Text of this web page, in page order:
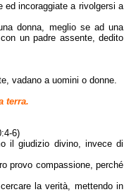
ed incoraggiate a rivolgersi a
donna, meglio se ad una
un padre assente, dedito
vadano a uomini o donne.
terra.
6)
il giudizio divino, invece di
provo compassione, perché
la verità, mettendo in